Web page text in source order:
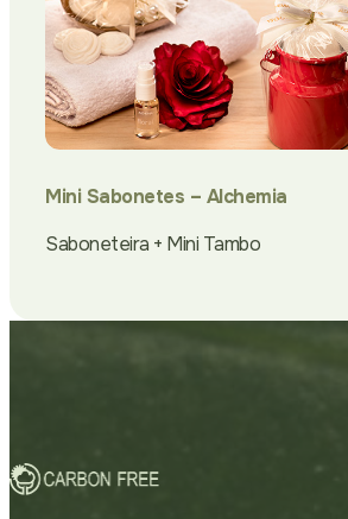
Mini Sabonetes – Alchemia
Saboneteira + Mini Tambo